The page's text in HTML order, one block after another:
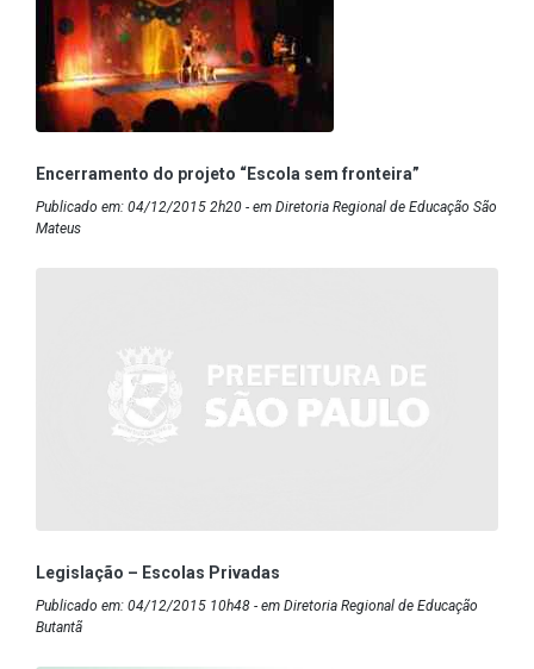
Encerramento do projeto “Escola sem fronteira”
Publicado em: 04/12/2015 2h20 - em Diretoria Regional de Educação São
Mateus
Legislação – Escolas Privadas
Publicado em: 04/12/2015 10h48 - em Diretoria Regional de Educação
Butantã